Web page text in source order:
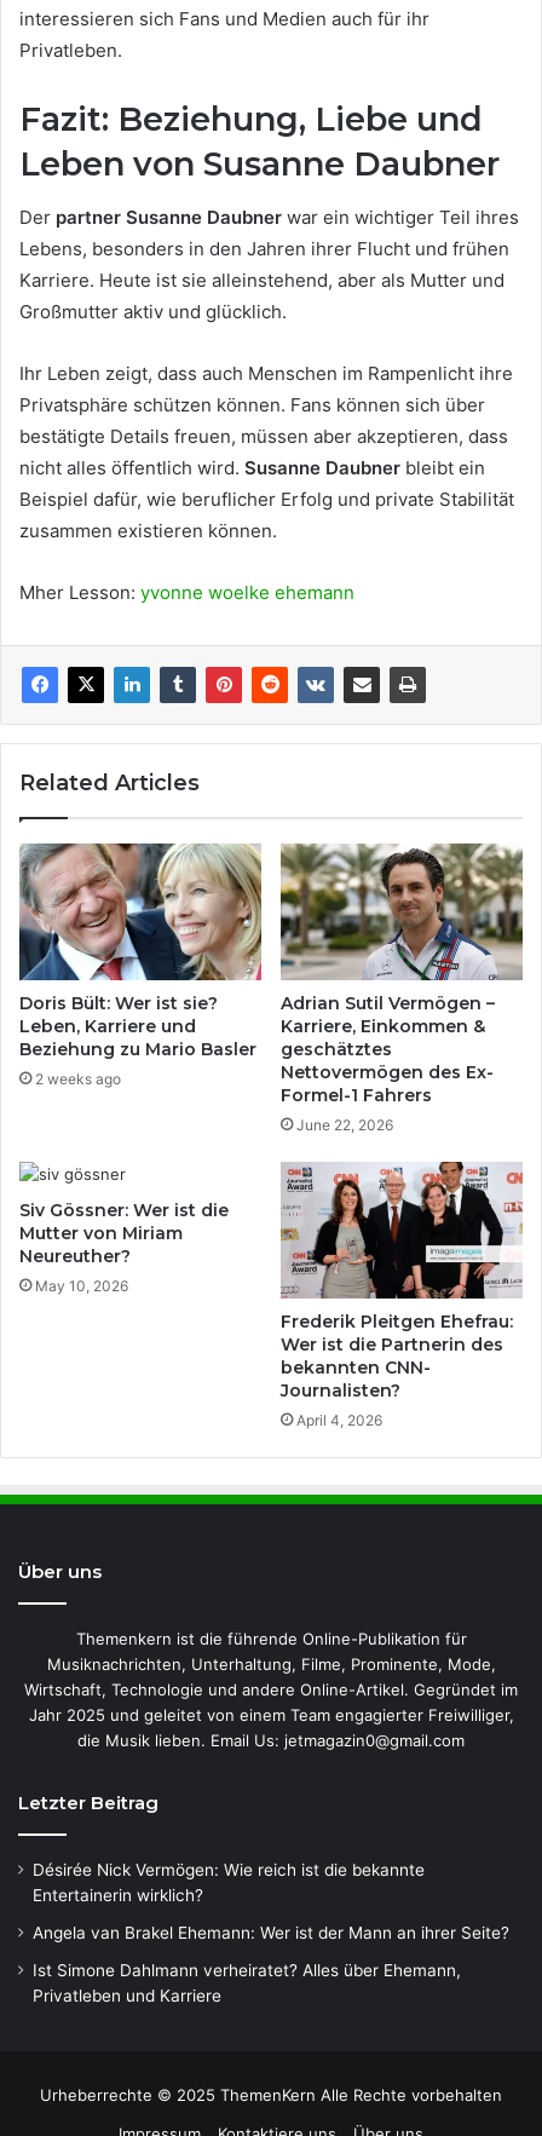
interessieren sich Fans und Medien auch für ihr
Privatleben.
Fazit: Beziehung, Liebe und
Leben von Susanne Daubner
Der partner Susanne Daubner war ein wichtiger Teil ihres
Lebens, besonders in den Jahren ihrer Flucht und frühen
Karriere. Heute ist sie alleinstehend, aber als Mutter und
Großmutter aktiv und glücklich.
Ihr Leben zeigt, dass auch Menschen im Rampenlicht ihre
Privatsphäre schützen können. Fans können sich über
bestätigte Details freuen, müssen aber akzeptieren, dass
nicht alles öffentlich wird. Susanne Daubner bleibt ein
Beispiel dafür, wie beruflicher Erfolg und private Stabilität
zusammen existieren können.
Mher Lesson: yvonne woelke ehemann
Related Articles
Doris Bült: Wer ist sie?
Leben, Karriere und
Beziehung zu Mario Basler
2 weeks ago
Adrian Sutil Vermögen –
Karriere, Einkommen &
geschätztes
Nettovermögen des Ex-
Formel-1 Fahrers
June 22, 2026
Siv Gössner: Wer ist die
Mutter von Miriam
Neureuther?
May 10, 2026
Frederik Pleitgen Ehefrau:
Wer ist die Partnerin des
bekannten CNN-
Journalisten?
April 4, 2026
Über uns
Themenkern ist die führende Online-Publikation für
Musiknachrichten, Unterhaltung, Filme, Prominente, Mode,
Wirtschaft, Technologie und andere Online-Artikel. Gegründet im
Jahr 2025 und geleitet von einem Team engagierter Freiwilliger,
die Musik lieben. Email Us: jetmagazin0@gmail.com
Letzter Beitrag
Désirée Nick Vermögen: Wie reich ist die bekannte
Entertainerin wirklich?
Angela van Brakel Ehemann: Wer ist der Mann an ihrer Seite?
Ist Simone Dahlmann verheiratet? Alles über Ehemann,
Privatleben und Karriere
Urheberrechte © 2025 ThemenKern Alle Rechte vorbehalten